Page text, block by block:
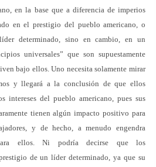
en la base que a diferencia de imperios
en el prestigio del pueblo americano, o
determinado, sino en cambio, en un
universales” que son supuestamente
bajo ellos. Uno necesita solamente mirar
y llegará a la conclusión de que ellos
intereses del pueblo americano, pues sus
tienen algún impacto positivo para
y de hecho, a menudo engendra
para ellos. Ni podría decirse que los
de un líder determinado, ya que su